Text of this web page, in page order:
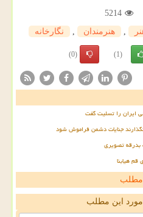
5214
هنرمندان نگارخانه
(1)
(0)
ایران را تسلیت گفت
جنایات دشمن فراموش شود
بدرقه تصویری
هیابنا
مطلب
این مطلب